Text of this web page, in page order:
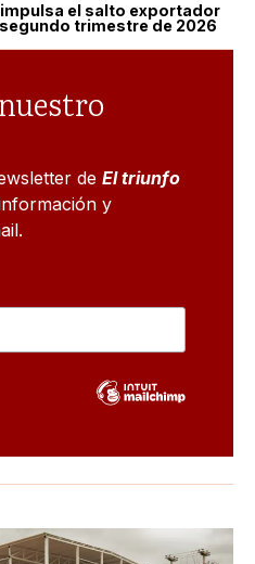
impulsa el salto exportador
trimestre de 2026
de El triunfo
y